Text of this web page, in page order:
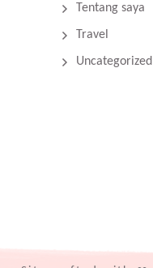
Tentang saya
Travel
Uncategorized